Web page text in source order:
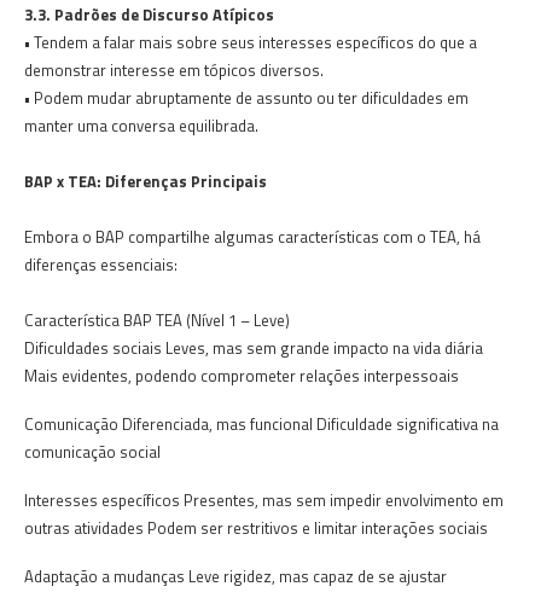
3.3. Padrões de Discurso Atípicos
• Tendem a falar mais sobre seus interesses específicos do que a
demonstrar interesse em tópicos diversos.
• Podem mudar abruptamente de assunto ou ter dificuldades em
manter uma conversa equilibrada.
BAP x TEA: Diferenças Principais
Embora o BAP compartilhe algumas características com o TEA, há
diferenças essenciais:
Característica BAP TEA (Nível 1 – Leve)
Dificuldades sociais Leves, mas sem grande impacto na vida diária
Mais evidentes, podendo comprometer relações interpessoais
Comunicação Diferenciada, mas funcional Dificuldade significativa na
comunicação social
Interesses específicos Presentes, mas sem impedir envolvimento em
outras atividades Podem ser restritivos e limitar interações sociais
Adaptação a mudanças Leve rigidez, mas capaz de se ajustar